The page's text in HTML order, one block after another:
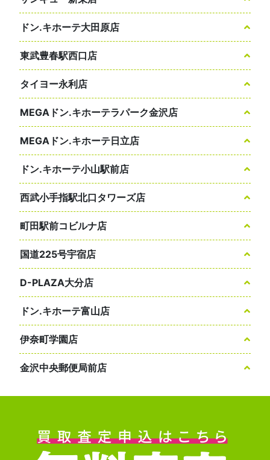
ドン.キホーテ大田原店
東武豊春駅西口店
タイヨー永利店
MEGAドン.キホーテラパーク金沢店
MEGAドン.キホーテ日立店
ドン.キホーテ小山駅前店
西武小手指駅北口タワーズ店
町田駅前コビルナ店
国道225号宇宿店
D-PLAZA大分店
ドン.キホーテ富山店
伊奈町学園店
金沢中央郵便局前店